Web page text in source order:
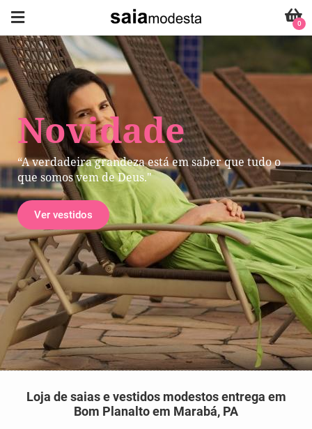
Novidade
“A verdadeira grandeza está em saber que tudo o
que somos vem de Deus."
Ver vestidos
0
Loja de saias e vestidos modestos entrega em
Bom Planalto em Marabá, PA